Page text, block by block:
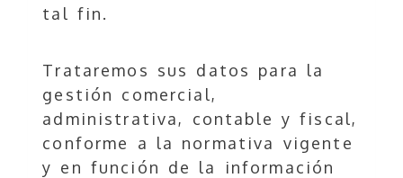
tal fin.
Trataremos sus datos para la
gestión comercial,
administrativa, contable y fiscal,
conforme a la normativa vigente
y en función de la información